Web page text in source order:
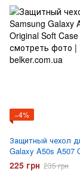
−4%
Защитный чехол
Galaxy A50s A507
Case Желтый
225 грн 235 грн